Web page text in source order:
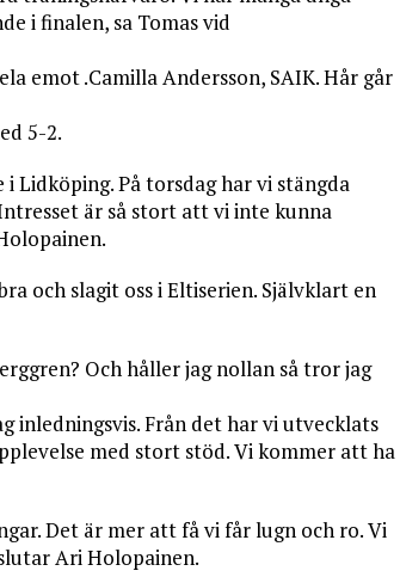
i finalen, sa Tomas vid
emot .Camilla Andersson, SAIK. Hår går
5-2.
Lidköping. På torsdag har vi stängda
är så stort att vi inte kunna
och slagit oss i Eltiserien. Självklart en
Och håller jag nollan så tror jag
inledningsvis. Från det har vi utvecklats
med stort stöd. Vi kommer att ha
Det är mer att få vi får lugn och ro. Vi
Ari Holopainen.